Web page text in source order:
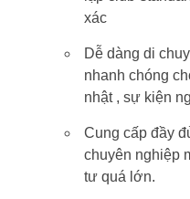
xác
Dễ dàng di
nhanh chóng
nhật , sự kiện
Cung cấp đầy
chuyên nghiệp
tư quá lớn.